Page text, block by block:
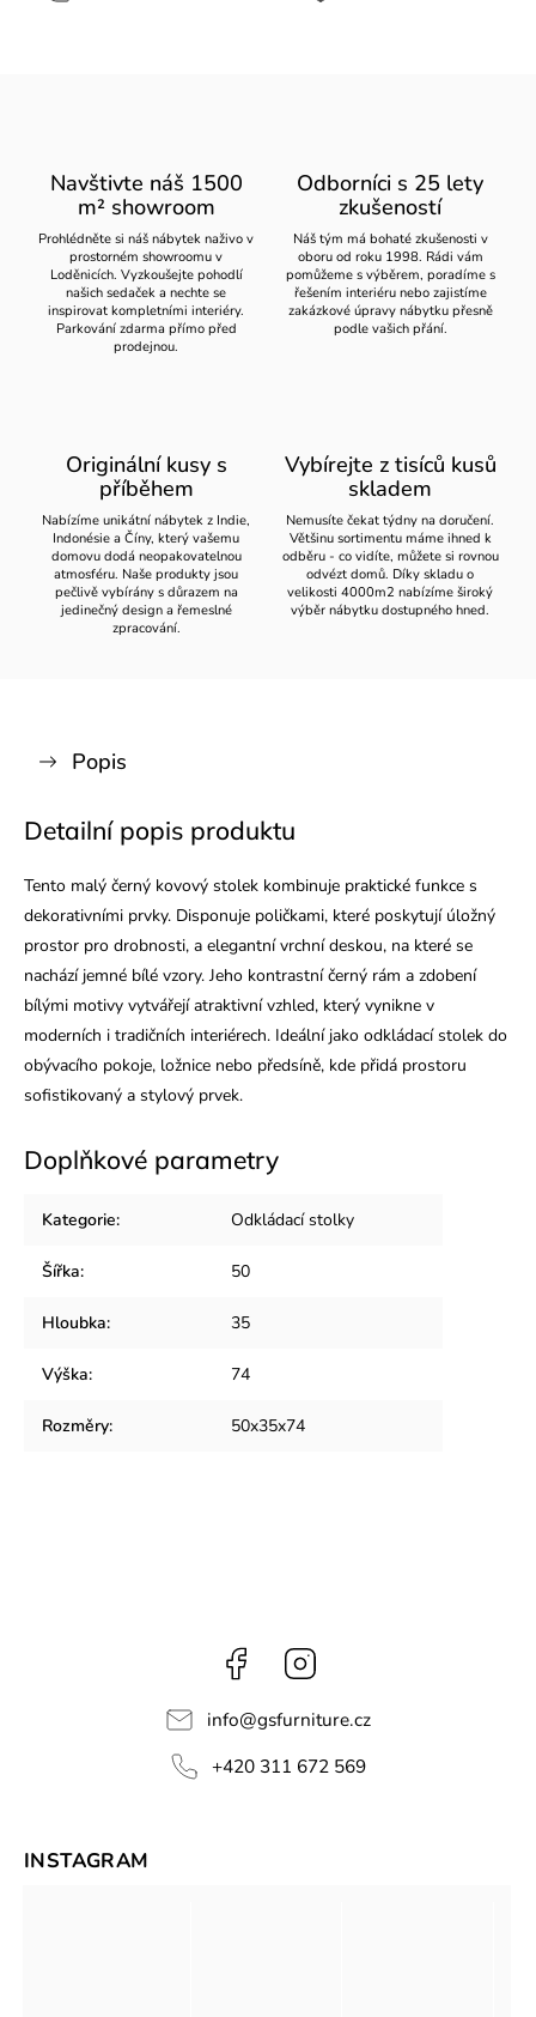
Navštivte náš 1500
m² showroom
Prohlédněte si náš nábytek naživo v
prostorném showroomu v
Loděnicích. Vyzkoušejte pohodlí
našich sedaček a nechte se
inspirovat kompletními interiéry.
Parkování zdarma přímo před
prodejnou.
Odborníci s 25 lety
zkušeností
Náš tým má bohaté zkušenosti v
oboru od roku 1998. Rádi vám
pomůžeme s výběrem, poradíme s
řešením interiéru nebo zajistíme
zakázkové úpravy nábytku přesně
podle vašich přání.
Originální kusy s
příběhem
Nabízíme unikátní nábytek z Indie,
Indonésie a Číny, který vašemu
domovu dodá neopakovatelnou
atmosféru. Naše produkty jsou
pečlivě vybírány s důrazem na
jedinečný design a řemeslné
zpracování.
Vybírejte z tisíců kusů
skladem
Nemusíte čekat týdny na doručení.
Většinu sortimentu máme ihned k
odběru - co vidíte, můžete si rovnou
odvézt domů. Díky skladu o
velikosti 4000m2 nabízíme široký
výběr nábytku dostupného hned.
Popis
Detailní popis produktu
Tento malý černý kovový stolek kombinuje praktické funkce s
dekorativními prvky. Disponuje poličkami, které poskytují úložný
prostor pro drobnosti, a elegantní vrchní deskou, na které se
nachází jemné bílé vzory. Jeho kontrastní černý rám a zdobení
bílými motivy vytvářejí atraktivní vzhled, který vynikne v
moderních i tradičních interiérech. Ideální jako odkládací stolek do
obývacího pokoje, ložnice nebo předsíně, kde přidá prostoru
sofistikovaný a stylový prvek.
Doplňkové parametry
Kategorie: Odkládací stolky
Šířka: 50
Hloubka: 35
Výška: 74
Rozměry: 50x35x74
Facebook
info@gsfurniture.cz
+420 311 672 569
INSTAGRAM